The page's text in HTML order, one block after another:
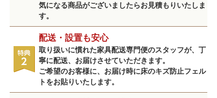
気になる商品がございましたらお見積もりいたしま
す。
配送・設置も安心
取り扱いに慣れた家具配送専門便のスタッフが、丁
寧に配送、お届けさせていただきます。
ご希望のお客様に、お届け時に床のキズ防止フェル
トをお貼りいたします。